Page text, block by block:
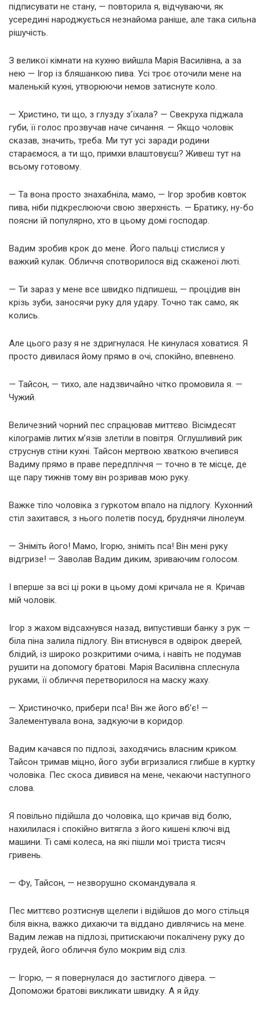
підписувати не стану, — повторила я, відчуваючи, як
усередині народжується незнайома раніше, але така сильна
рішучість.
З великої кімнати на кухню вийшла Марія Василівна, а за
нею — Ігор із бляшанкою пива. Усі троє оточили мене на
маленькій кухні, утворюючи немов затиснуте коло.
— Христино, ти що, з глузду з’їхала? — Свекруха піджала
губи, її голос прозвучав наче сичання. — Якщо чоловік
сказав, значить, треба. Ми тут усі заради родини
стараємося, а ти що, примхи влаштовуєш? Живеш тут на
всьому готовому.
— Та вона просто знахабніла, мамо, — Ігор зробив ковток
пива, ніби підкреслюючи свою зверхність. — Братику, ну-бо
поясни їй популярно, хто в цьому домі господар.
Вадим зробив крок до мене. Його пальці стислися у
важкий кулак. Обличчя спотворилося від скаженої люті.
— Ти зараз у мене все швидко підпишеш, — процідив він
крізь зуби, заносячи руку для удару. Точно так само, як
колись.
Але цього разу я не здригнулася. Не кинулася ховатися. Я
просто дивилася йому прямо в очі, спокійно, впевнено.
— Тайсон, — тихо, але надзвичайно чітко промовила я. —
Чужий.
Величезний чорний пес спрацював миттєво. Вісімдесят
кілограмів литих м’язів злетіли в повітря. Оглушливий рик
струснув стіни кухні. Тайсон мертвою хваткою вчепився
Вадиму прямо в праве передпліччя — точно в те місце, де
ще пару тижнів тому він розривав мою руку.
Важке тіло чоловіка з гуркотом впало на підлогу. Кухонний
стіл захитався, з нього полетів посуд, бруднячи лінолеум.
— Зніміть його! Мамо, Ігорю, зніміть пса! Він мені руку
відгризе! — Заволав Вадим диким, зриваючим голосом.
І вперше за всі ці роки в цьому домі кричала не я. Кричав
мій чоловік.
Ігор з жахом відсахнувся назад, випустивши банку з рук —
біла піна залила підлогу. Він втиснувся в одвірок дверей,
блідий, із широко розкритими очима, і навіть не подумав
рушити на допомогу братові. Марія Василівна сплеснула
руками, її обличчя перетворилося на маску жаху.
— Христиночко, прибери пса! Він же його вб’є! —
Залементувала вона, задкуючи в коридор.
Вадим качався по підлозі, заходячись власним криком.
Тайсон тримав міцно, його зуби вгризалися глибше в куртку
чоловіка. Пес скоса дивився на мене, чекаючи наступного
слова.
Я повільно підійшла до чоловіка, що кричав від болю,
нахилилася і спокійно витягла з його кишені ключі від
машини. Ті самі колеса, на які пішли мої триста тисяч
гривень.
— Фу, Тайсон, — незворушно скомандувала я.
Пес миттєво розтиснув щелепи і відійшов до мого стільця
біля вікна, важко дихаючи та віддано дивлячись на мене.
Вадим лежав на підлозі, притискаючи покалічену руку до
грудей, його обличчя було мокрим від сліз.
— Ігорю, — я повернулася до застиглого дівера. —
Допоможи братові викликати швидку. А я йду.